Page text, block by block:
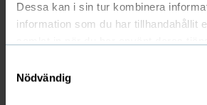
Dessa kan i sin tur kombinera
information som du har tillhandahållit
Nödvändig
6 Kesäkuu -
20 Kesäkuu -sulkeutuu
21 Kesäkuu - Muhannus
31 Lokakuuta -